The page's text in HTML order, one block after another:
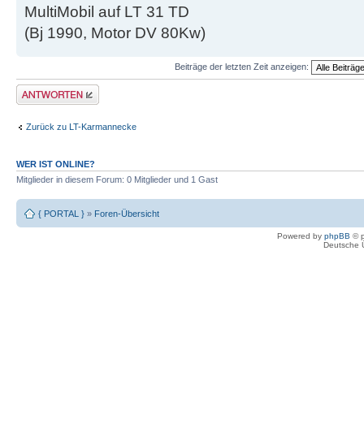
MultiMobil auf LT 31 TD
(Bj 1990, Motor DV 80Kw)
Beiträge der letzten Zeit anzeigen:
Antwort erstellen
Zurück zu LT-Karmannecke
WER IST ONLINE?
Mitglieder in diesem Forum: 0 Mitglieder und 1 Gast
{ PORTAL } » Foren-Übersicht
Powered by phpBB ©
Deutsche